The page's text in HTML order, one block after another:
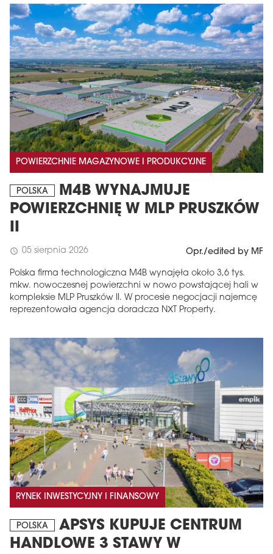
POWIERZCHNIE MAGAZYNOWE I PRODUKCYJNE
POLSKA
M4B WYNAJMUJE
POWIERZCHNIĘ W MLP PRUSZKÓW
II
schedule 05 sierpnia 2026 Opr./edited by MF
Polska firma technologiczna M4B wynajęła około 3,6 tys.
mkw. nowoczesnej powierzchni w nowo powstającej hali w
kompleksie MLP Pruszków II. W procesie negocjacji najemcę
reprezentowała agencja doradcza NXT Property.
RYNEK INWESTYCYJNY I FINANSOWY
POLSKA
APSYS KUPUJE CENTRUM
HANDLOWE 3 STAWY W